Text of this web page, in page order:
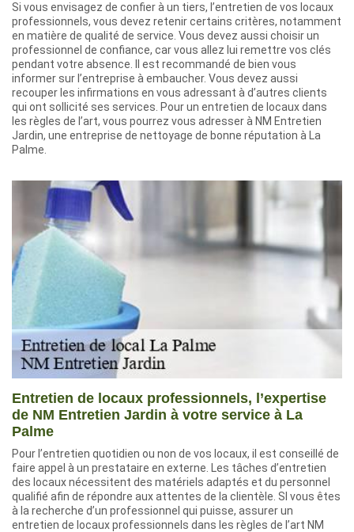
Si vous envisagez de confier à un tiers, l’entretien de vos locaux
professionnels, vous devez retenir certains critères, notamment
en matière de qualité de service. Vous devez aussi choisir un
professionnel de confiance, car vous allez lui remettre vos clés
pendant votre absence. Il est recommandé de bien vous
informer sur l’entreprise à embaucher. Vous devez aussi
recouper les infirmations en vous adressant à d’autres clients
qui ont sollicité ses services. Pour un entretien de locaux dans
les règles de l’art, vous pourrez vous adresser à NM Entretien
Jardin, une entreprise de nettoyage de bonne réputation à La
Palme.
Entretien de locaux professionnels, l’expertise
de NM Entretien Jardin à votre service à La
Palme
Pour l’entretien quotidien ou non de vos locaux, il est conseillé de
faire appel à un prestataire en externe. Les tâches d’entretien
des locaux nécessitent des matériels adaptés et du personnel
qualifié afin de répondre aux attentes de la clientèle. SI vous êtes
à la recherche d’un professionnel qui puisse, assurer un
entretien de locaux professionnels dans les règles de l’art NM